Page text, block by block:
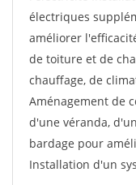
électriques
améliorer
de toiture et de
chauffage, de
Aménagement de
d'une véranda,
bardage pour
Installation d'un